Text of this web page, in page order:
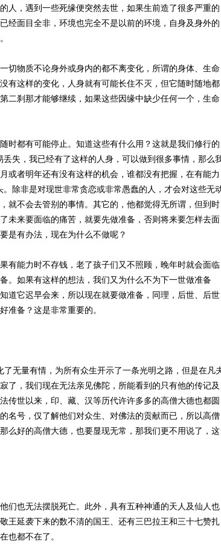
人，遇到一些死缘便突然去世，如果生前造了很多严重的
经面目全非，环境也完全不是以前的环境，自身及身外的
切物质不论身外或身内的都不离变化，所谓的身体、生命
有这样的变化，人身就有可能长住不灭，但它随时随地都
二刹那才能够继续，如果这些因缘中缺少任何一个，生命
时都有可能停止。知道这些有什么用？这就是我们修行的
失，我已经有了这样的人身，可以做到很多事情，那么
或者明年还有没有这样的机会，谁都没有把握，在有能力
除非是对现世非常贪恋或非常愚蠢的人，才会对这些无
就不会去管别的事情。其它的，他都觉得无所谓，但到时
未来要面临的痛苦，就要先做准备，否则将来要怎样去面
是有办法，现在为什么不做呢？
有能力时不存钱，老了孩子们又不照顾，晚年时就会面临
。如果有这样的想法，我们又为什么不为下一世做准备
道它迟早会来，所以现在就要做准备，同理，后世、后世
准备？这是非常重要的。
无量有情，为所有众生开示了一条光明之路，但是在凡
了，我们现在无法亲见佛陀，所能看到的只有他的传记及
传世以来，印、藏、汉等历代许许多多的高僧大德也都圆
名号，仅了解他们对众生、对佛法的贡献而已，所以高僧
么好的高僧大德，也要显现无常，那我们更不用说了，这
们也无法摆脱死亡。此外，具有五种神通的天人及仙人也
王延袭下来的数不清的国王、还有三巴拉王和三十七赞扎
也都不在了。